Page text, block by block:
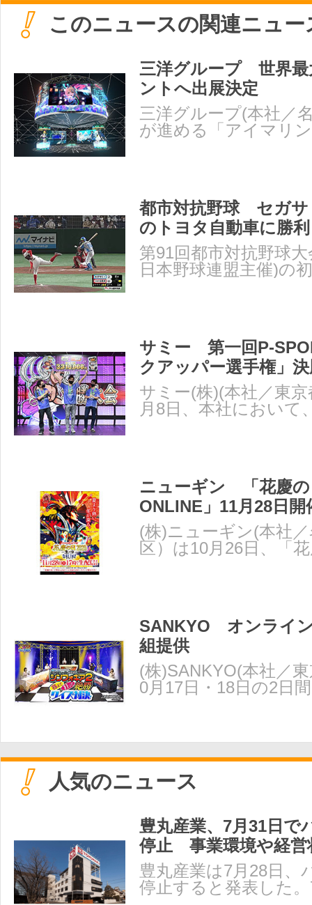
このニュースの関連ニュー
三洋グループ 世界最
ントへ出展決定
三洋グループ(本社／
が進める「アイマリ
都市対抗野球 セガサ
のトヨタ自動車に勝利
第91回都市対抗野球
日本野球連盟主催)の
サミー 第一回P-
クアッパー選手権」
サミー(株)(本社／東
月8日、本社において
ニューギン 「花慶の
ONLINE」11月28日開
(株)ニューギン(本社
区）は10月26日、「
SANKYO オンライ
組提供
(株)SANKYO(本社／
0月17日・18日の2日
人気のニュース
豊丸産業、7月31日で
停止 事業環境や経営
豊丸産業は7月28日、
停止すると発表した